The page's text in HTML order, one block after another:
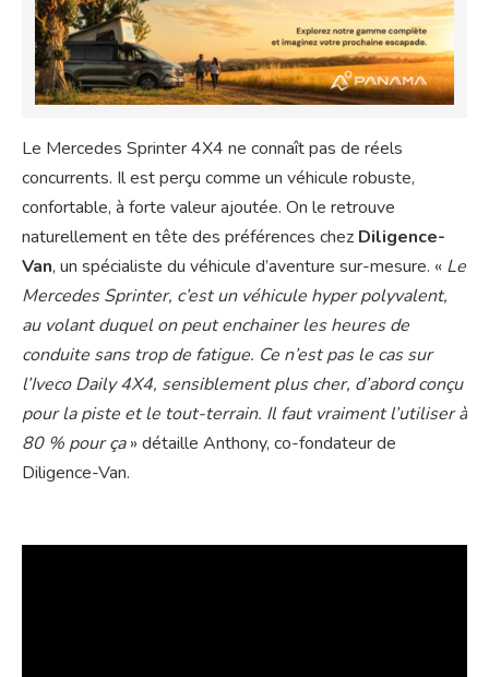
Le Mercedes Sprinter 4X4 ne connaît pas de réels
concurrents. Il est perçu comme un véhicule robuste,
confortable, à forte valeur ajoutée. On le retrouve
naturellement en tête des préférences chez Diligence-
Van, un spécialiste du véhicule d’aventure sur-mesure. « Le
Mercedes Sprinter, c’est un véhicule hyper polyvalent,
au volant duquel on peut enchainer les heures de
conduite sans trop de fatigue. Ce n’est pas le cas sur
l’Iveco Daily 4X4, sensiblement plus cher, d’abord conçu
pour la piste et le tout-terrain. Il faut vraiment l’utiliser à
80 % pour ça» détaille Anthony, co-fondateur de
Diligence-Van.